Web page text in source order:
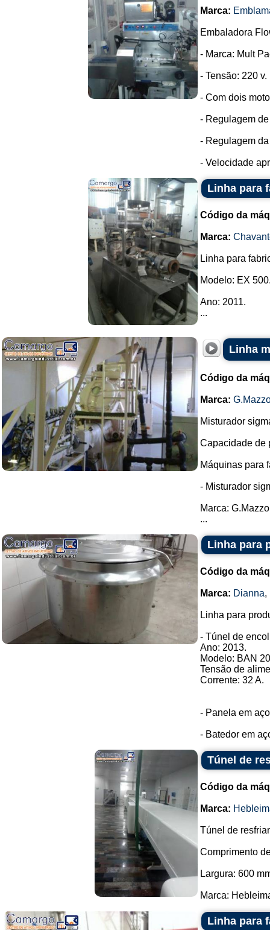
Marca:
Embaladora
- Marca: Mult
- Tensão: 220 v.
- Com dois
- Regulagem
- Regulagem
- Velocidade
Linha para
Código da
Marca:
Linha para
Modelo: EX
Ano: 2011.
...
Linha
Código da
Marca:
Misturador
Capacidade de
Máquinas para
- Misturador
Marca:
...
Linha para
Código da
Marca: Dianna,
Linha para
- Túnel de
Ano: 2013.
Modelo: BAN
Tensão de
Corrente: 32 A.
- Panela em
- Batedor em
Túnel de
Código da
Marca:
Túnel de
Comprimento
Largura: 600
Marca:
Linha para